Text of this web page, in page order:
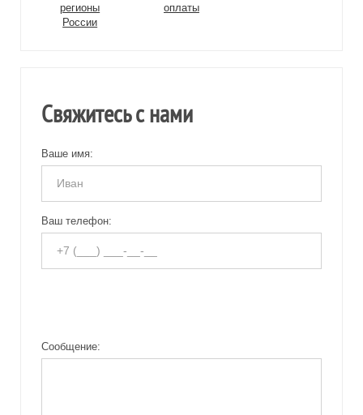
регионы
России
оплаты
Свяжитесь с нами
Ваше имя:
Ваш телефон:
Сообщение: